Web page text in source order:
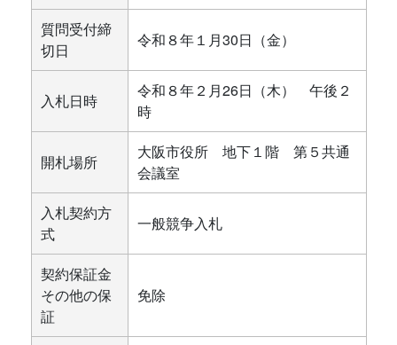
質問受付締
切日
令和８年１月30日（金）
入札日時
令和８年２月26日（木） 午後２
時
開札場所
大阪市役所 地下１階 第５共通
会議室
入札契約方
式
一般競争入札
契約保証金
その他の保
証
免除